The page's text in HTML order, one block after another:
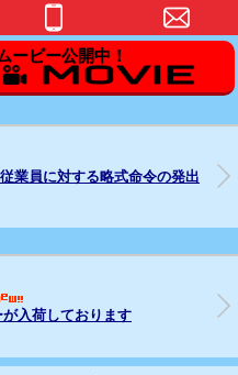
業員に対する略式命令の発出
入荷しております